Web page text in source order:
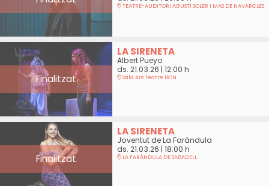
TEATRE-AUDITORI AGUSTÍ SOLER I MAS DE NAVARCLES
Finalitzat
LA SIRENETA
Albert Pueyo
ds. 21.03.26 | 12:00 h
Sala Ars Teatre BCN
Finalitzat
LA SIRENETA
Joventut de La Faràndula
ds. 21.03.26 | 18:00 h
LA FARÀNDULA DE SABADELL